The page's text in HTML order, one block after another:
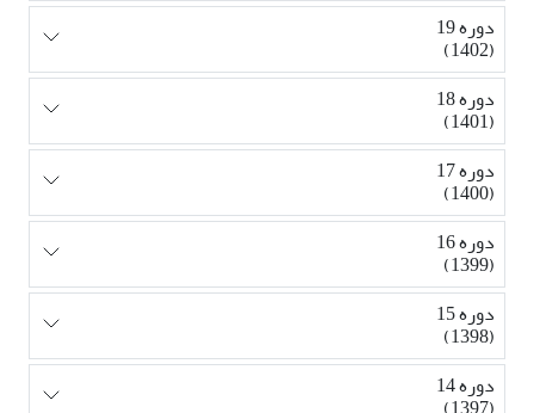
دوره 19
(1402)
دوره 18
(1401)
دوره 17
(1400)
دوره 16
(1399)
دوره 15
(1398)
دوره 14